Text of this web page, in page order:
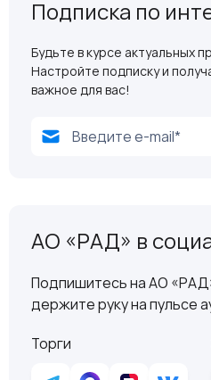
Подписка по
Будьте в курсе актуальных
Настройте подписку и
важное для вас!
АО «РАД» в
Подпишитесь на АО
держите руку на пульсе
Торги